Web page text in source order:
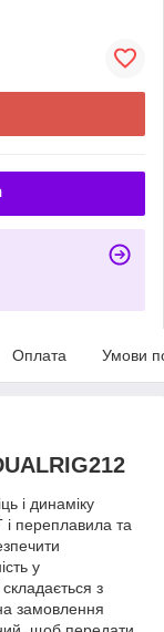
Оплата Умови
і динаміку
переплавила та
у
з
замовлення